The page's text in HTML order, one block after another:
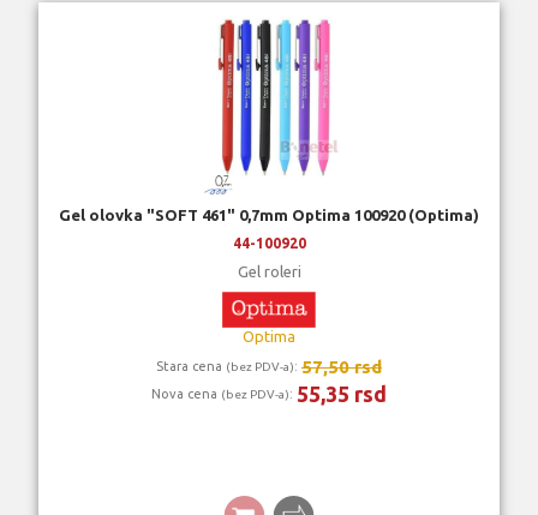
Gel olovka "SOFT 461" 0,7mm Optima 100920 (Optima)
44-100920
Gel roleri
Optima
Stara cena (bez PDV-a): 57,50 rsd
Nova cena (bez PDV-a): 55,35 rsd